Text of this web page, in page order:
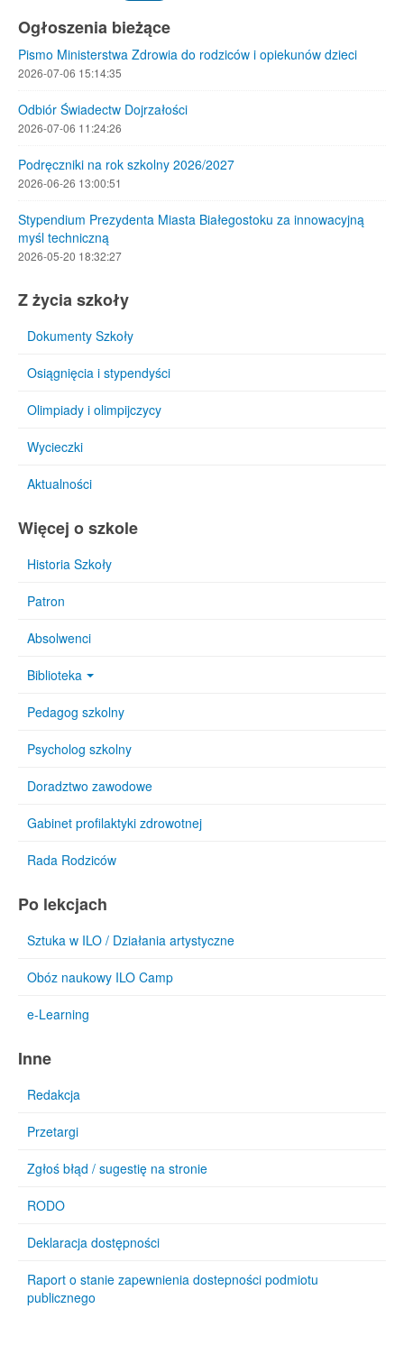
Ogłoszenia bieżące
Pismo Ministerstwa Zdrowia do rodziców i opiekunów dzieci
2026-07-06 15:14:35
Odbiór Świadectw Dojrzałości
2026-07-06 11:24:26
Podręczniki na rok szkolny 2026/2027
2026-06-26 13:00:51
Stypendium Prezydenta Miasta Białegostoku za innowacyjną
myśl techniczną
2026-05-20 18:32:27
Z życia szkoły
Dokumenty Szkoły
Osiągnięcia i stypendyści
Olimpiady i olimpijczycy
Wycieczki
Aktualności
Więcej o szkole
Historia Szkoły
Patron
Absolwenci
Biblioteka
Pedagog szkolny
Psycholog szkolny
Doradztwo zawodowe
Gabinet profilaktyki zdrowotnej
Rada Rodziców
Po lekcjach
Sztuka w ILO / Działania artystyczne
Obóz naukowy ILO Camp
e-Learning
Inne
Redakcja
Przetargi
Zgłoś błąd / sugestię na stronie
RODO
Deklaracja dostępności
Raport o stanie zapewnienia dostepności podmiotu
publicznego